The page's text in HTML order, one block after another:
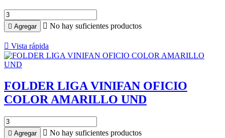
 Agregar  No hay suficientes productos
 Vista rápida
FOLDER LIGA VINIFAN OFICIO
COLOR AMARILLO UND
 Agregar  No hay suficientes productos